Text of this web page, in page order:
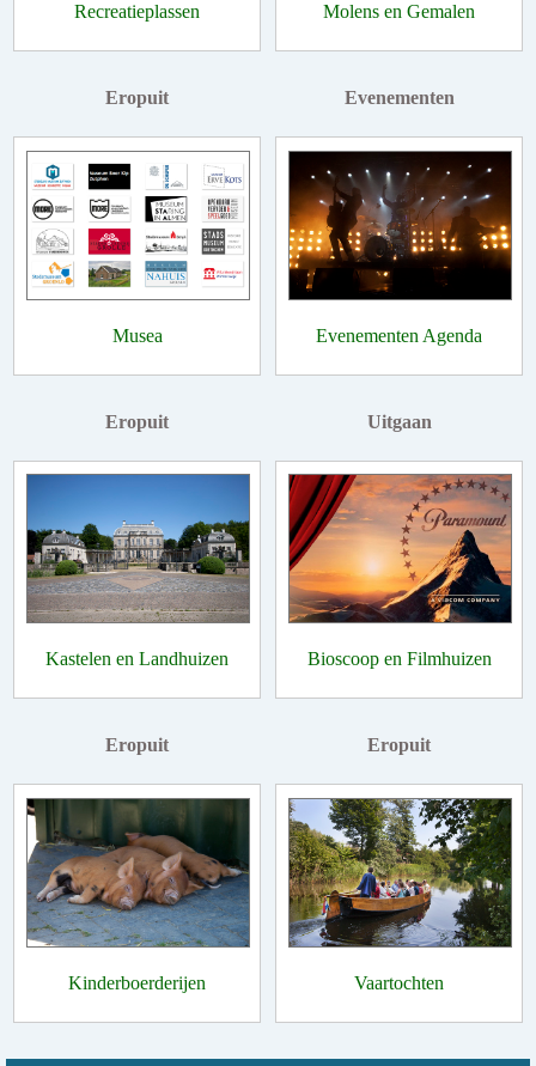
Recreatieplassen Molens en Gemalen
Eropuit
Musea
Evenementen
Evenementen Agenda
Eropuit
Kastelen en Landhuizen
Uitgaan
Bioscoop en Filmhuizen
Eropuit
Kinderboerderijen
Eropuit
Vaartochten